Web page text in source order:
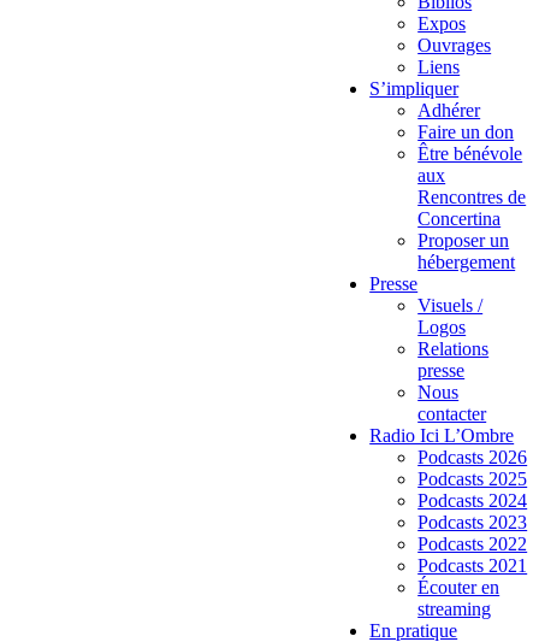
Expos
Ouvrages
Liens
S’impliquer
Adhérer
Faire un don
Être bénévole
aux
Rencontres de
Concertina
Proposer un
hébergement
Presse
Visuels /
Logos
Relations
presse
Nous
contacter
Radio Ici L’Ombre
Podcasts 2026
Podcasts 2025
Podcasts 2024
Podcasts 2023
Podcasts 2022
Podcasts 2021
Écouter en
streaming
En pratique